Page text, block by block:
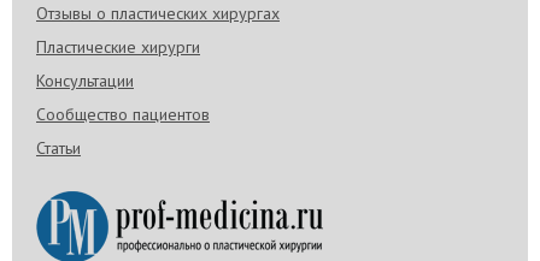
Отзывы о пластических хирургах
Пластические хирурги
Консультации
Сообщество пациентов
Статьи